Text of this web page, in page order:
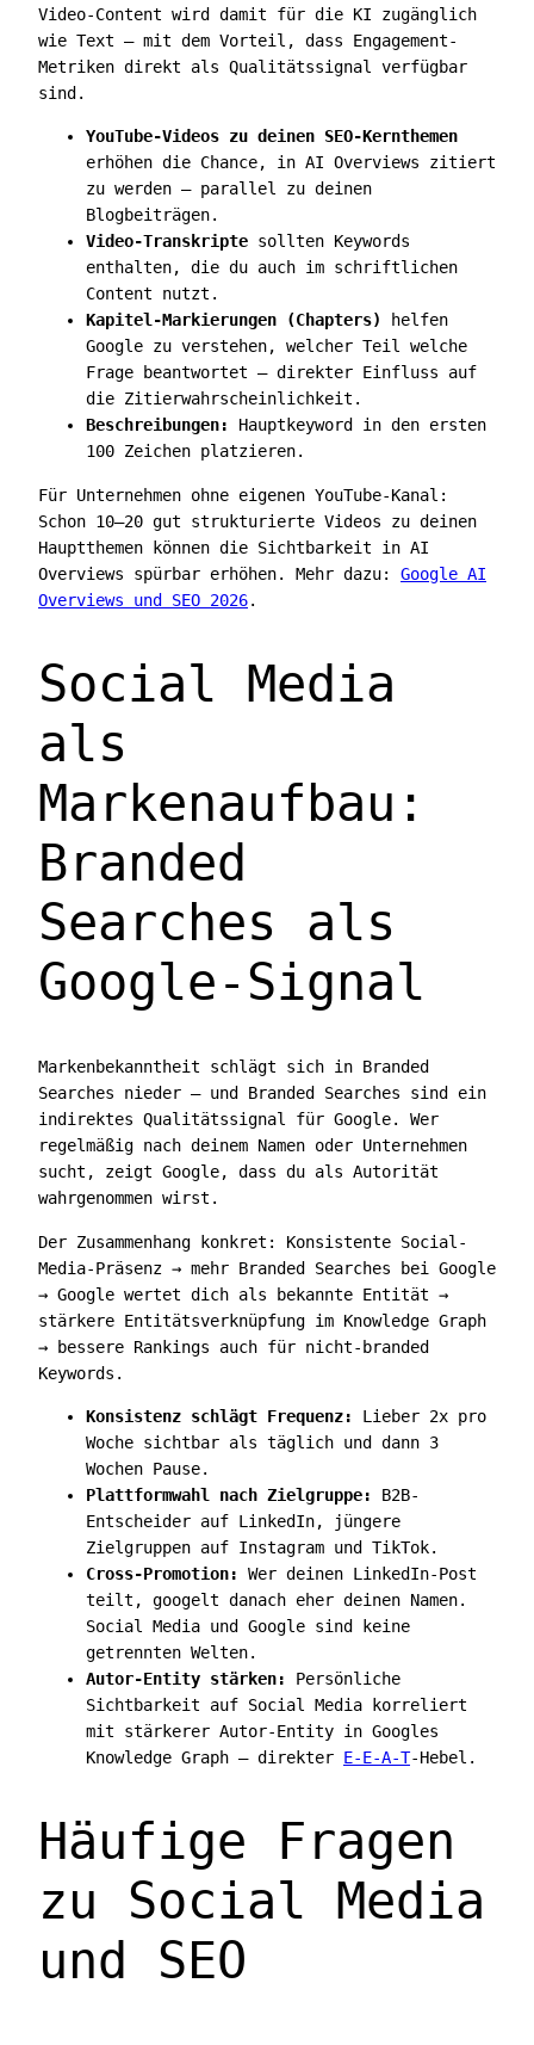
Video-Content wird damit für die KI zugänglich
wie Text — mit dem Vorteil, dass Engagement-
Metriken direkt als Qualitätssignal verfügbar
sind.
YouTube-Videos zu deinen SEO-Kernthemen
erhöhen die Chance, in AI Overviews zitiert
zu werden — parallel zu deinen
Blogbeiträgen.
Video-Transkripte sollten Keywords
enthalten, die du auch im schriftlichen
Content nutzt.
Kapitel-Markierungen (Chapters)
helfen
Google zu verstehen, welcher Teil welche
Frage beantwortet — direkter Einfluss auf
die Zitierwahrscheinlichkeit.
Beschreibungen:
Hauptkeyword in den ersten
100 Zeichen platzieren.
Für Unternehmen ohne eigenen YouTube-Kanal:
Schon 10–20 gut strukturierte Videos zu deinen
Hauptthemen können die Sichtbarkeit in AI
Overviews spürbar erhöhen. Mehr dazu: Google AI
Overviews und SEO 2026.
Social Media
als
Markenaufbau:
Branded
Searches als
Google-Signal
Markenbekanntheit schlägt sich in Branded
Searches nieder — und Branded Searches sind ein
indirektes Qualitätssignal für Google. Wer
regelmäßig nach deinem Namen oder Unternehmen
sucht, zeigt Google, dass du als Autorität
wahrgenommen wirst.
Der Zusammenhang konkret: Konsistente Social-
Media-Präsenz → mehr Branded Searches bei Google
→ Google wertet dich als bekannte Entität →
stärkere Entitätsverknüpfung im Knowledge Graph
→ bessere Rankings auch für nicht-branded
Keywords.
Konsistenz schlägt Frequenz:
Lieber 2x pro
Woche sichtbar als täglich und dann 3
Wochen Pause.
Plattformwahl nach Zielgruppe:
B2B-
Entscheider auf LinkedIn, jüngere
Zielgruppen auf Instagram und TikTok.
Cross-Promotion:
Wer deinen LinkedIn-Post
teilt, googelt danach eher deinen Namen.
Social Media und Google sind keine
getrennten Welten.
Autor-Entity stärken:
Persönliche
Sichtbarkeit auf Social Media korreliert
mit stärkerer Autor-Entity in Googles
Knowledge Graph — direkter E-E-A-T-Hebel.
Häufige Fragen
zu Social Media
und SEO